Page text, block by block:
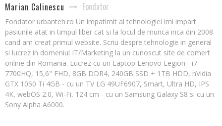
Marian Calinescu Fondator
Fondator urbanteh.ro Un impatimit al tehnologiei imi impart
pasiunile atat in timpul liber cat si la locul de munca inca din 2008
cand am creat primul website. Scriu despre tehnologie in general
si lucrez in domeniul IT/Marketing la un cunoscut site de comert
online din Romania. Lucrez cu un Laptop Lenovo Legion - i7
7700HQ, 15,6" FHD, 8GB DDR4, 240GB SSD + 1TB HDD, nVidia
GTX 1050 Ti 4GB - cu un TV LG 49UF6907, Smart, Ultra HD, IPS
4K, webOS 2.0, Wi-Fi, 124 cm - cu un Samsung Galaxy S8 si cu un
Sony Alpha A6000.